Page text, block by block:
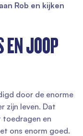
Rob en kijken
EN JOOP
door de enorme
zijn leven. Dat
toedragen en
ons enorm goed.